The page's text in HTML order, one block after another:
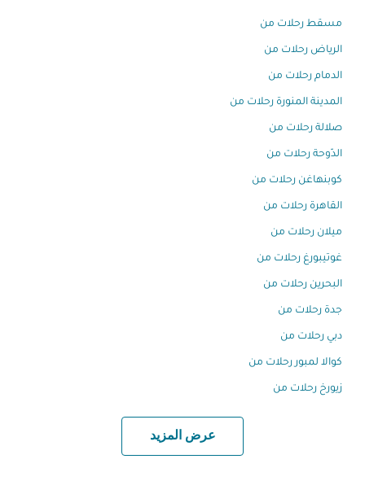
مسقط رحلات من
الرياض رحلات من
الدمام رحلات من
المدينة المنورة رحلات من
صلالة رحلات من
الدّوحة رحلات من
كوبنهاغن رحلات من
القاهرة رحلات من
ميلان رحلات من
غوتيبورغ رحلات من
البحرين رحلات من
جدة رحلات من
دبي رحلات من
كوالا لمبور رحلات من
زيورخ رحلات من
عرض المزيد